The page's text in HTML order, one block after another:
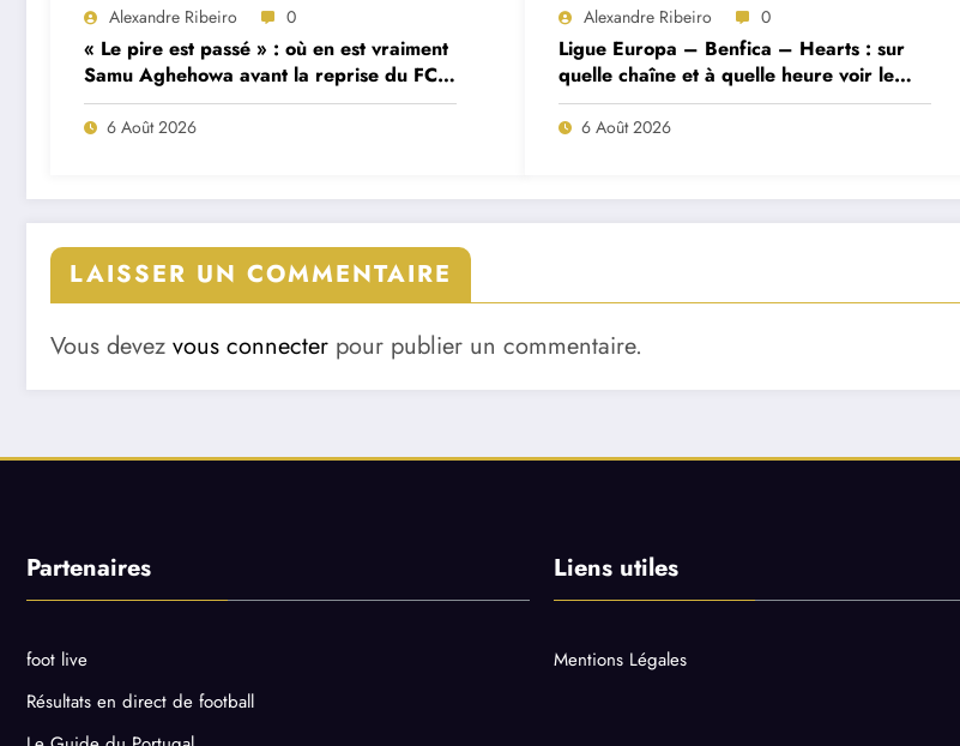
Alexandre Ribeiro 0
« Le pire est passé » : où en est vraiment
Samu Aghehowa avant la reprise du FC
Porto ?
6 Août 2026
Alexandre Ribeiro 0
Ligue Europa – Benfica – Hearts : sur
quelle chaîne et à quelle heure voir le
match ?
6 Août 2026
LAISSER UN COMMENTAIRE
Vous devez vous connecter pour publier un commentaire.
Partenaires
foot live
Résultats en direct de football
Liens utiles
Mentions Légales